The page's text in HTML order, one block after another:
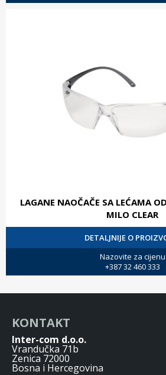
LAGANE NAOČAČE SA LEĆAMA
MILO CLEAR
DETALJNIJE O
Nazovite za cijenu
+387 32 460 333
KONTAKT
Inter-com d.o.o.
Vrandučka 71b
Zenica 72000
Bosna i Hercegovina